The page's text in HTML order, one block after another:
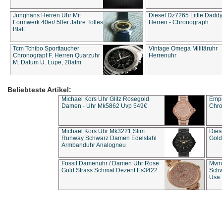
Junghans Herren Uhr Mit
Formwerk 40er/ 50er Jahre Tolles
Blatt
Diesel Dz7265 Little Daddy
Herren - Chronograph
Tcm Tchibo Sporttaucher
Chronograpf F. Herren Quarzuhr
M. Datum U. Lupe, 20atm
Vintage Omega Militäruhr
Herrenuhr
Beliebteste Artikel:
Michael Kors Uhr Glitz Rosegold
Damen - Uhr Mk5862 Uvp 549€
Michael Kors Uhr Mk3221 Slim
Runway Schwarz Damen Edelstahl
Armbanduhr Analogneu
Fossil Damenuhr / Damen Uhr Rose
Gold Strass Schmal Dezent Es3422
Usa